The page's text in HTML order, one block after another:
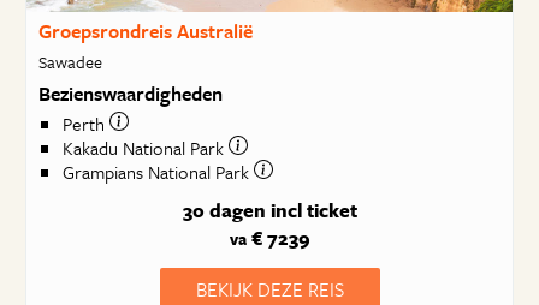
Groepsrondreis Australië
Sawadee
Bezienswaardigheden
Perth
Kakadu National Park
Grampians National Park
30 dagen incl ticket
va€ 7239
BEKIJK DEZE REIS